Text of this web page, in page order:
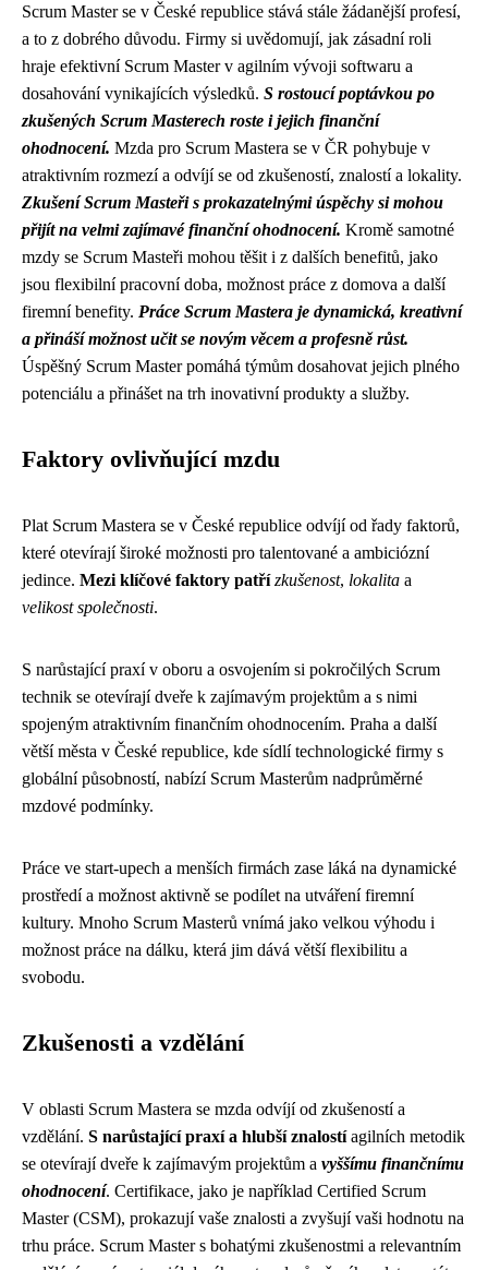
Scrum Master se v České republice stává stále žádanější profesí,
a to z dobrého důvodu. Firmy si uvědomují, jak zásadní roli
hraje efektivní Scrum Master v agilním vývoji softwaru a
dosahování vynikajících výsledků. S rostoucí poptávkou po
zkušených Scrum Masterech roste i jejich finanční
ohodnocení. Mzda pro Scrum Mastera se v ČR pohybuje v
atraktivním rozmezí a odvíjí se od zkušeností, znalostí a lokality.
Zkušení Scrum Masteři s prokazatelnými úspěchy si mohou
přijít na velmi zajímavé finanční ohodnocení. Kromě samotné
mzdy se Scrum Masteři mohou těšit i z dalších benefitů, jako
jsou flexibilní pracovní doba, možnost práce z domova a další
firemní benefity. Práce Scrum Mastera je dynamická, kreativní
a přináší možnost učit se novým věcem a profesně růst.
Úspěšný Scrum Master pomáhá týmům dosahovat jejich plného
potenciálu a přinášet na trh inovativní produkty a služby.
Faktory ovlivňující mzdu
Plat Scrum Mastera se v České republice odvíjí od řady faktorů,
které otevírají široké možnosti pro talentované a ambiciózní
jedince. Mezi klíčové faktory patří zkušenost, lokalita a
velikost společnosti.
S narůstající praxí v oboru a osvojením si pokročilých Scrum
technik se otevírají dveře k zajímavým projektům a s nimi
spojeným atraktivním finančním ohodnocením. Praha a další
větší města v České republice, kde sídlí technologické firmy s
globální působností, nabízí Scrum Masterům nadprůměrné
mzdové podmínky.
Práce ve start-upech a menších firmách zase láká na dynamické
prostředí a možnost aktivně se podílet na utváření firemní
kultury. Mnoho Scrum Masterů vnímá jako velkou výhodu i
možnost práce na dálku, která jim dává větší flexibilitu a
svobodu.
Zkušenosti a vzdělání
V oblasti Scrum Mastera se mzda odvíjí od zkušeností a
vzdělání. S narůstající praxí a hlubší znalostíagilních metodik
se otevírají dveře k zajímavým projektům a vyššímu finančnímu
ohodnocení. Certifikace, jako je například Certified Scrum
Master (CSM), prokazují vaše znalosti a zvyšují vaši hodnotu na
trhu práce. Scrum Master s bohatými zkušenostmi a relevantním